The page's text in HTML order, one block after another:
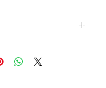
• Battery: 5000 mAh •
64GB